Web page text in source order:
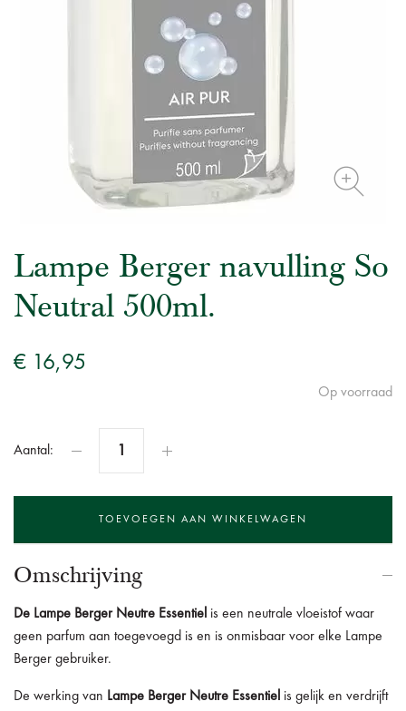
Lampe Berger navulling So
Neutral 500ml.
€ 16,95
Op voorraad
Aantal:
Omschrijving
De Lampe Berger Neutre Essentiel is een neutrale vloeistof waar
geen parfum aan toegevoegd is en is onmisbaar voor elke Lampe
Berger gebruiker.
De werking van Lampe Berger Neutre Essentiel is gelijk en verdrijft